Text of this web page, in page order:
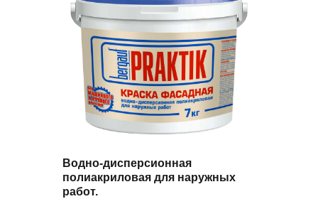
Водно-дисперсионная
полиакриловая для наружных
работ.